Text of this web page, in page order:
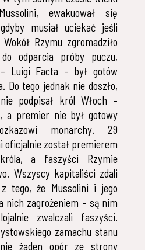
ewakuował się
musiał uciekać jeśli
Rzymu zgromadziło
odparcia próby puczu,
Luigi Facta – był gotów
Do tego jednak nie doszło,
podpisał król Włoch –
a premier nie był gotowy
monarchy. 29
oficjalnie został premierem
a faszyści Rzymie
Wszyscy kapitaliści zdali
tego, że Mussolini i jego
nich zagrożeniem – są nim
zwalczali faszyści.
zamachu stanu
żaden opór ze strony